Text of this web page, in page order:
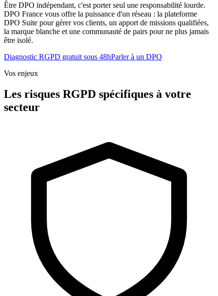
Être DPO indépendant, c'est porter seul une responsabilité lourde.
DPO France vous offre la puissance d'un réseau : la plateforme
DPO Suite pour gérer vos clients, un apport de missions qualifiées,
la marque blanche et une communauté de pairs pour ne plus jamais
être isolé.
Diagnostic RGPD gratuit sous 48hParler à un DPO
Vos enjeux
Les risques RGPD spécifiques à votre
secteur